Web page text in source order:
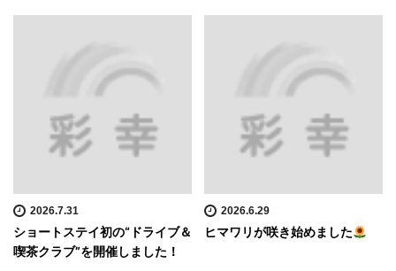
2026.7.31
ショートステイ初の“ドライブ＆
喫茶クラブ”を開催しました！
2026.6.29
ヒマワリが咲き始めました